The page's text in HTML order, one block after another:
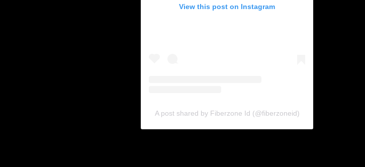
View this post on Instagram
A post shared by Fiberzone Id (@fiberzoneid)